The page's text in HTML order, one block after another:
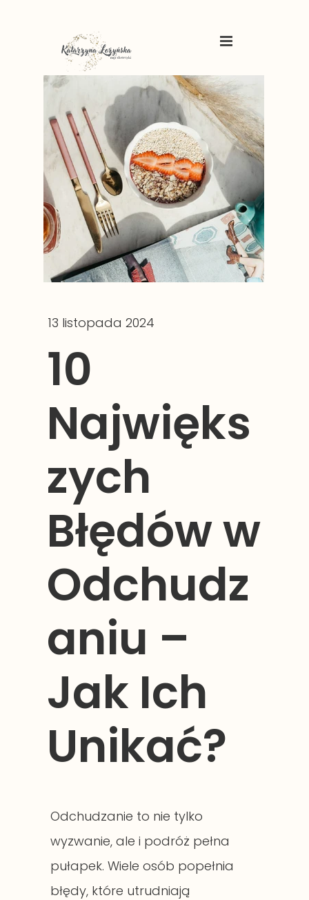
13 listopada 2024
10
Najwięks
zych
Błędów w
Odchudz
aniu –
Jak Ich
Unikać?
Odchudzanie to nie tylko
wyzwanie, ale i podróż pełna
pułapek. Wiele osób popełnia
błędy, które utrudniają